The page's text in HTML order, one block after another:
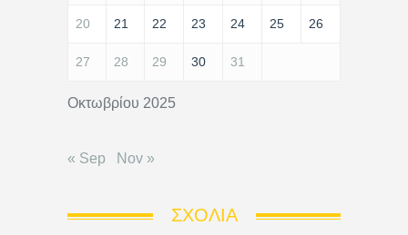
Οκτωβρίου 2025
20 21 22 23 24 25 26
27 28 29 30 31
« Sep Nov »
ΣΧΌΛΙΑ